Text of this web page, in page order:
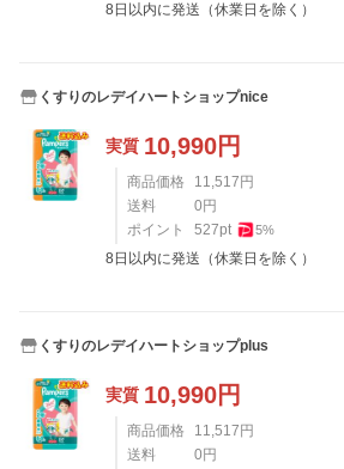
8日以内に発送（休業日を除く）
くすりのレデイハートショップnice
実質 10,990円
商品価格 11,517 円
送料
0 円
ポイント
527pt 5%
8日以内に発送（休業日を除く）
くすりのレデイハートショップplus
実質 10,990円
商品価格 11,517 円
送料
0 円